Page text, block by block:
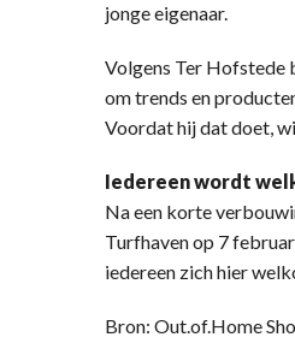
jonge eigenaar.
Volgens Ter Hofstede
om trends en
Voordat hij dat doet,
Iedereen wordt
Na een korte
Turfhaven op 7
iedereen zich hier
Bron: Out.of.Home